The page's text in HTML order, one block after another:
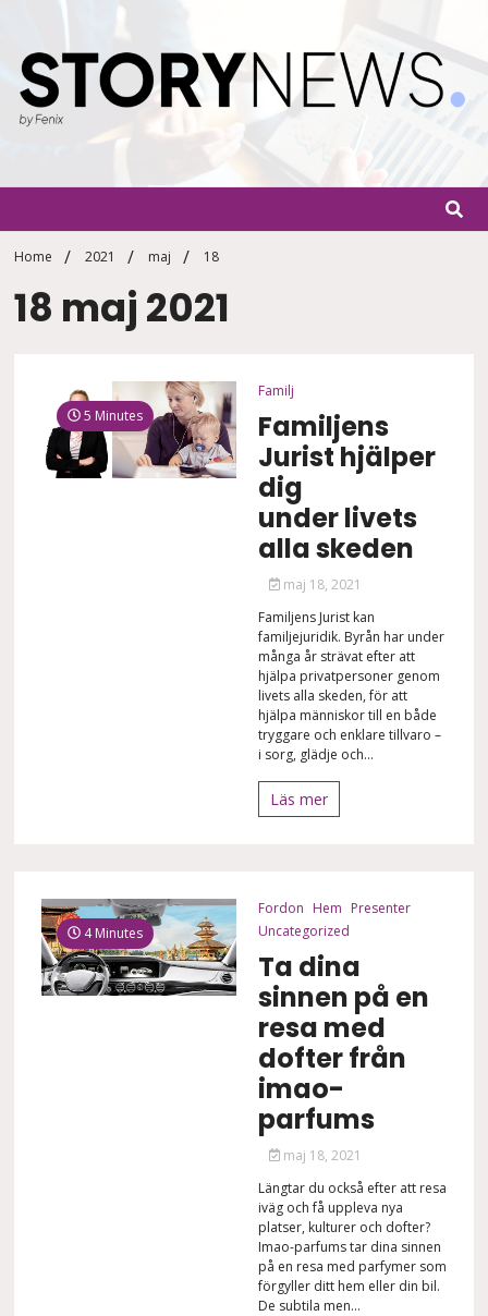
Home 2021 maj 18
18 maj 2021
5 Minutes
Familj
Familjens
Jurist hjälper
dig
under livets
alla skeden
maj 18, 2021
Familjens Jurist kan
familjejuridik. Byrån har under
många år strävat efter att
hjälpa privatpersoner genom
livets alla skeden, för att
hjälpa människor till en både
tryggare och enklare tillvaro –
i sorg, glädje och...
Läs mer
4 Minutes
Fordon Hem Presenter
Uncategorized
Ta dina
sinnen på en
resa med
dofter från
imao-
parfums
maj 18, 2021
Längtar du också efter att resa
iväg och få uppleva nya
platser, kulturer och dofter?
Imao-parfums tar dina sinnen
på en resa med parfymer som
förgyller ditt hem eller din bil.
De subtila men...